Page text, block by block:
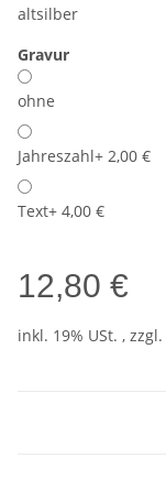
altsilber
Gravur
ohne
Jahreszahl+ 2,00 €
Text+ 4,00 €
12,80 €
inkl. 19% USt. , zzgl.